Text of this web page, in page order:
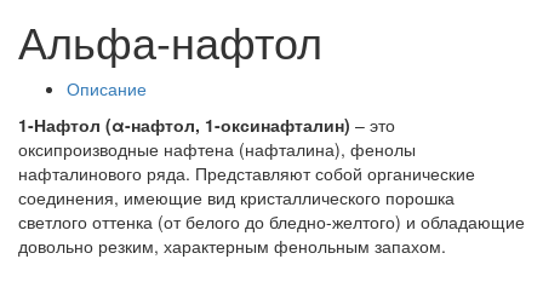
Альфа-нафтол
Описание
1-Нафтол (α-нафтол, 1-оксинафталин) – это
оксипроизводные нафтена (нафталина), фенолы
нафталинового ряда. Представляют собой органические
соединения, имеющие вид кристаллического порошка
светлого оттенка (от белого до бледно-желтого) и обладающие
довольно резким, характерным фенольным запахом.